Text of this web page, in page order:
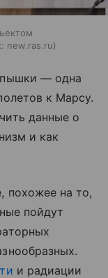
new.ras.ru
— одна
к Марсу.
данные о
и как
похожее на то,
пойдут
и радиации